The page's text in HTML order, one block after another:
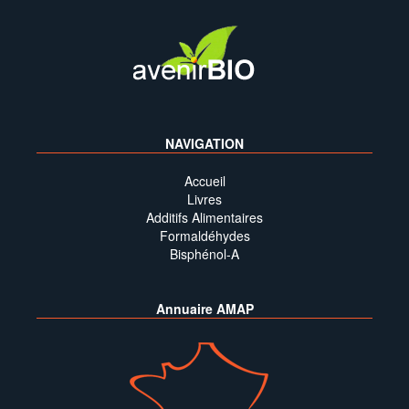
NAVIGATION
Accueil
Livres
Additifs Alimentaires
Formaldéhydes
Bisphénol-A
Annuaire AMAP